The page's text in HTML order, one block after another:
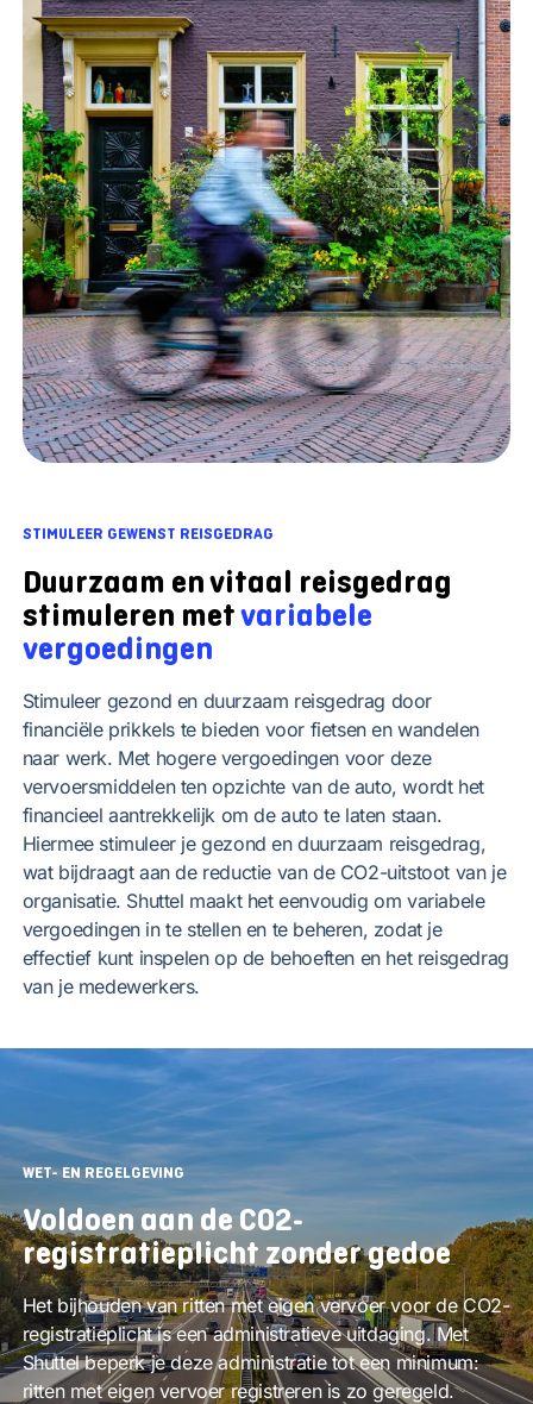
STIMULEER GEWENST REISGEDRAG
Duurzaam en vitaal reisgedrag
stimuleren metvariabele
vergoedingen
Stimuleer gezond en duurzaam reisgedrag door
financiële prikkels te bieden voor fietsen en wandelen
naar werk. Met hogere vergoedingen voor deze
vervoersmiddelen ten opzichte van de auto, wordt het
financieel aantrekkelijk om de auto te laten staan.
Hiermee stimuleer je gezond en duurzaam reisgedrag,
wat bijdraagt aan de reductie van de CO2-uitstoot van je
organisatie. Shuttel maakt het eenvoudig om variabele
vergoedingen in te stellen en te beheren, zodat je
effectief kunt inspelen op de behoeften en het reisgedrag
van je medewerkers.
WET- EN REGELGEVING
Voldoen aan de CO2-
registratieplicht zonder gedoe
Het bijhouden van ritten met eigen vervoer voor de CO2-
registratieplicht is een administratieve uitdaging. Met
Shuttel beperk je deze administratie tot een minimum:
ritten met eigen vervoer registreren is zo geregeld.